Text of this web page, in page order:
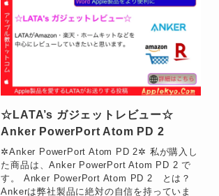
☆LATA’s ガジェットレビュー☆
Anker PowerPort Atom PD 2
✲Anker PowerPort Atom PD 2✲ 私が購入し
た商品は、Anker PowerPort Atom PD 2 で
す。 Anker PowerPort Atom PD 2 とは？
Ankerは弊社製品に絶対の自信を持っていま